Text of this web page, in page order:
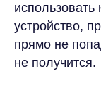
устройство,
прямо не
не получится.